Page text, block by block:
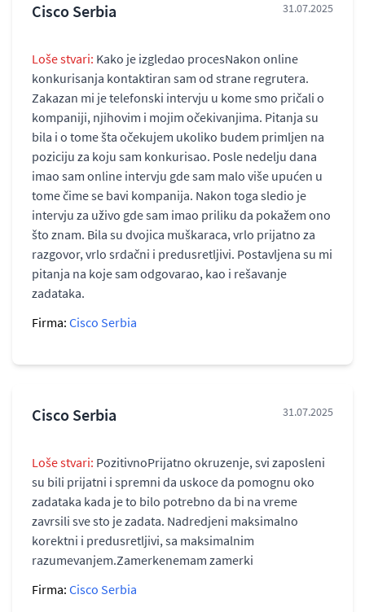
Cisco Serbia 31.07.2025
Loše stvari: Kako je izgledao procesNakon online
konkurisanja kontaktiran sam od strane regrutera.
Zakazan mi je telefonski intervju u kome smo pričali o
kompaniji, njihovim i mojim očekivanjima. Pitanja su
bila i o tome šta očekujem ukoliko budem primljen na
poziciju za koju sam konkurisao. Posle nedelju dana
imao sam online intervju gde sam malo više upućen u
tome čime se bavi kompanija. Nakon toga sledio je
intervju za uživo gde sam imao priliku da pokažem ono
što znam. Bila su dvojica muškaraca, vrlo prijatno za
razgovor, vrlo srdačni i predusretljivi. Postavljena su mi
pitanja na koje sam odgovarao, kao i rešavanje
zadataka.
Firma: Cisco Serbia
Cisco Serbia 31.07.2025
Loše stvari: PozitivnoPrijatno okruzenje, svi zaposleni
su bili prijatni i spremni da uskoce da pomognu oko
zadataka kada je to bilo potrebno da bi na vreme
zavrsili sve sto je zadata. Nadredjeni maksimalno
korektni i predusretljivi, sa maksimalnim
razumevanjem.Zamerkenemam zamerki
Firma: Cisco Serbia